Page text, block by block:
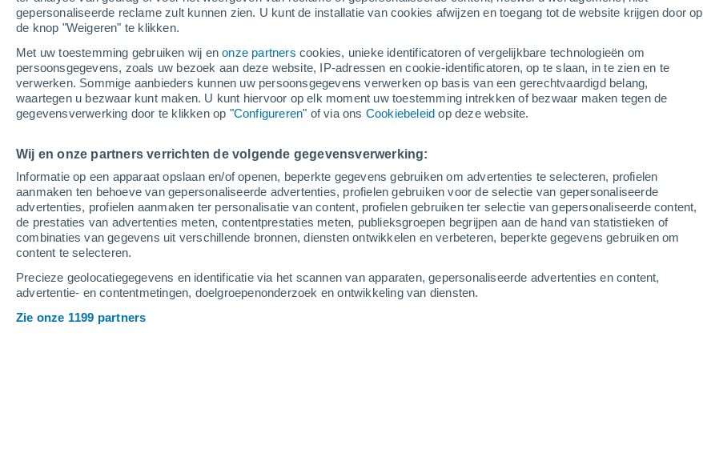
gepersonaliseerde reclame zult kunnen zien. U kunt de installatie van cookies afwijzen en toegang tot de website krijgen door op
de knop "Weigeren" te klikken.
Met uw toestemming gebruiken wij enonze partners cookies, unieke identificatoren of vergelijkbare technologieën om
persoonsgegevens, zoals uw bezoek aan deze website, IP-adressen en cookie-identificatoren, op te slaan, in te zien en te
verwerken. Sommige aanbieders kunnen uw persoonsgegevens verwerken op basis van een gerechtvaardigd belang,
waartegen u bezwaar kunt maken. U kunt hiervoor op elk moment uw toestemming intrekken of bezwaar maken tegen de
gegevensverwerking door te klikken op "Configureren" of via ons Cookiebeleid op deze website.
Wij en onze partners verrichten de volgende gegevensverwerking:
Informatie op een apparaat opslaan en/of openen, beperkte gegevens gebruiken om advertenties te selecteren, profielen
aanmaken ten behoeve van gepersonaliseerde advertenties, profielen gebruiken voor de selectie van gepersonaliseerde
advertenties, profielen aanmaken ter personalisatie van content, profielen gebruiken ter selectie van gepersonaliseerde content,
de prestaties van advertenties meten, contentprestaties meten, publieksgroepen begrijpen aan de hand van statistieken of
combinaties van gegevens uit verschillende bronnen, diensten ontwikkelen en verbeteren, beperkte gegevens gebruiken om
content te selecteren.
Precieze geolocatiegegevens en identificatie via het scannen van apparaten, gepersonaliseerde advertenties en content,
advertentie- en contentmetingen, doelgroepenonderzoek en ontwikkeling van diensten.
Zie onze 1199 partners
According to who the entity is that is managing the machine or domain whence the cookies and
processes the data that are obtained, the following types may be identified:
Own cookies: Those that are sent to the user’s terminal equipment from a computer or domain
that is managed by the editor itself and from which the service requested by the user is provided.
domain which is not managed by the publisher, but by another entity that processes the data
obtained through the cookies.
If the cookies are installed from a machine or domain managed by the publisher itself but the
information collected by them is managed by a third party, they cannot be considered own cookies.
B. Types of cookies according to the length of time they remain active
According to the length of time that cookies remain active on a computer, we can categorise them